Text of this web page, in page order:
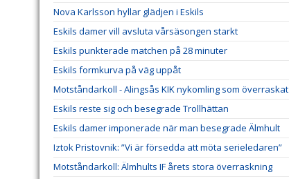
Nova Karlsson hyllar glädjen i Eskils
Eskils damer vill avsluta vårsäsongen starkt
Eskils punkterade matchen på 28 minuter
Eskils formkurva på väg uppåt
Motståndarkoll - Alingsås KIK nykomling som överraskat
Eskils reste sig och besegrade Trollhättan
Eskils damer imponerade när man besegrade Älmhult
Iztok Pristovnik: ”Vi är försedda att möta serieledaren”
Motståndarkoll: Älmhults IF årets stora överraskning